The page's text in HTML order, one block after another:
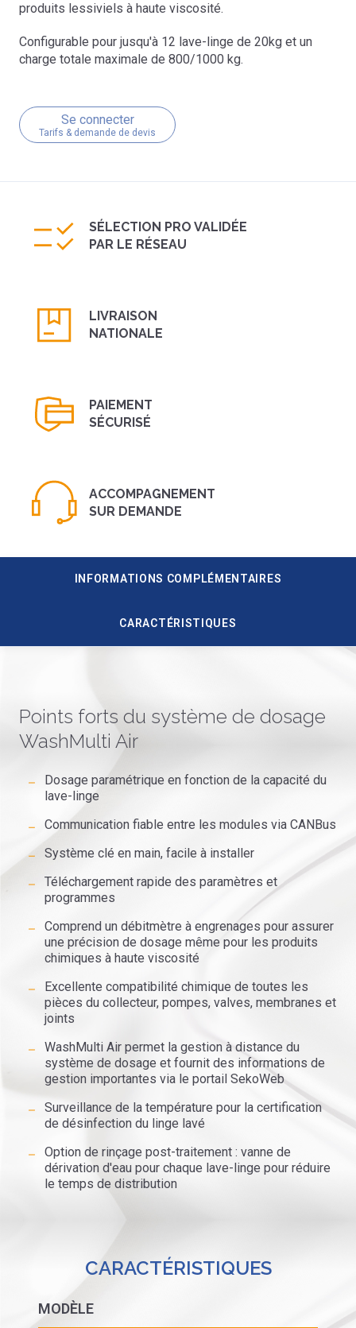
produits lessiviels à haute viscosité.
Configurable pour jusqu'à 12 lave-linge de 20kg et un
charge totale maximale de 800/1000 kg.
Se connecter
Tarifs & demande de devis
SÉLECTION PRO VALIDÉE
PAR LE RÉSEAU
LIVRAISON
NATIONALE
PAIEMENT
SÉCURISÉ
ACCOMPAGNEMENT
SUR DEMANDE
INFORMATIONS COMPLÉMENTAIRES
CARACTÉRISTIQUES
Points forts du système de dosage
WashMulti Air
Dosage paramétrique en fonction de la capacité du
lave-linge
Communication fiable entre les modules via CANBus
Système clé en main, facile à installer
Téléchargement rapide des paramètres et
programmes
Comprend un débitmètre à engrenages pour assurer
une précision de dosage même pour les produits
chimiques à haute viscosité
Excellente compatibilité chimique de toutes les
pièces du collecteur, pompes, valves, membranes et
joints
WashMulti Air permet la gestion à distance du
système de dosage et fournit des informations de
gestion importantes via le portail SekoWeb
Surveillance de la température pour la certification
de désinfection du linge lavé
Option de rinçage post-traitement : vanne de
dérivation d'eau pour chaque lave-linge pour réduire
le temps de distribution
CARACTÉRISTIQUES
MODÈLE